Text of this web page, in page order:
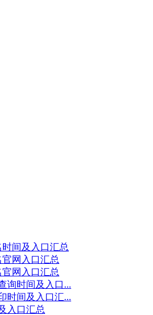
间及入口汇总
网入口汇总
网入口汇总
询时间及入口...
时间及入口汇...
入口汇总